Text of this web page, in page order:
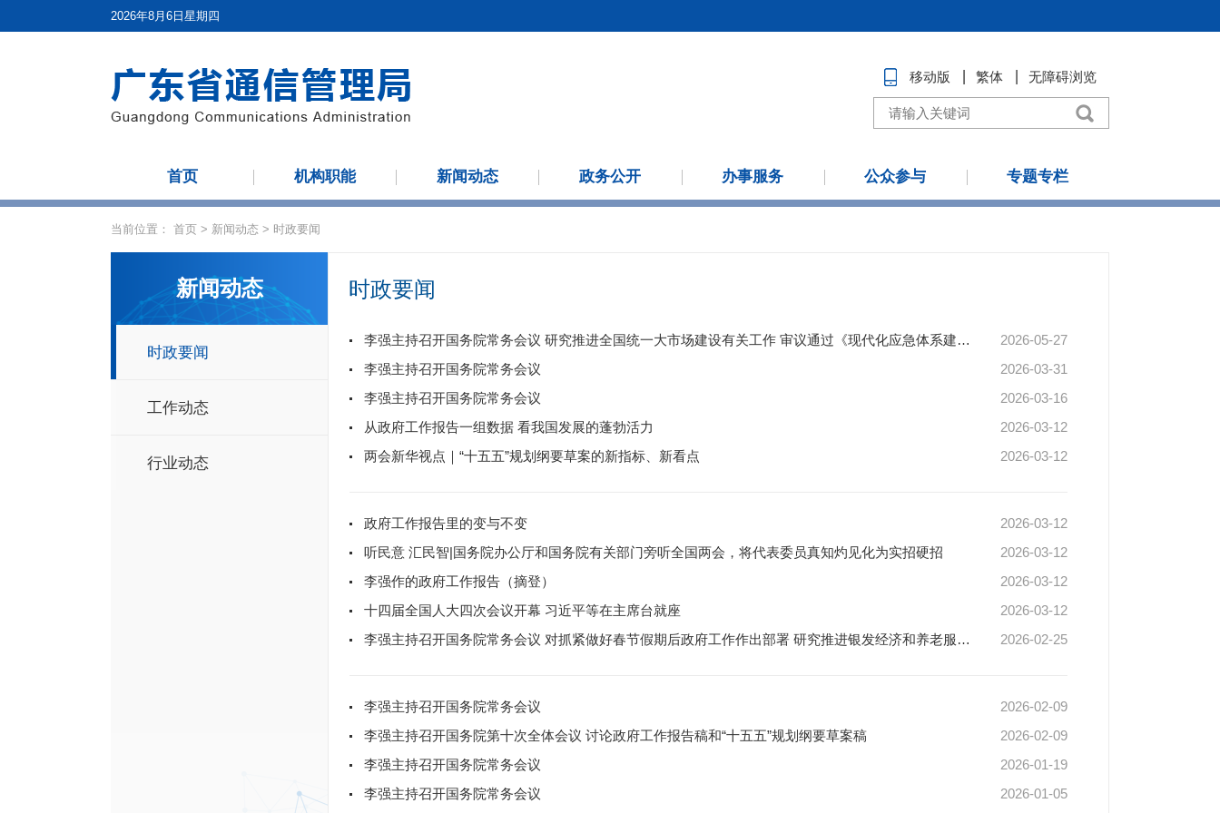
2026年8月6日星期四
移动版 繁体 无障碍浏览
首页 机构职能 新闻动态 政务公开 办事服务 公众参与 专题专栏
当前位置： 首页 > 新闻动态 > 时政要闻
新闻动态
时政要闻
工作动态
行业动态
时政要闻
李强主持召开国务院常务会议 研究推进全国统一大市场建设有关工作 审议通过《现代化应急体系建设“十五五”规划》 讨论《中华人民共和国中国人民银行法（修订草案）》
2026-05-27
李强主持召开国务院常务会议
2026-03-31
李强主持召开国务院常务会议
2026-03-16
从政府工作报告一组数据 看我国发展的蓬勃活力
2026-03-12
两会新华视点｜“十五五”规划纲要草案的新指标、新看点
2026-03-12
政府工作报告里的变与不变
2026-03-12
听民意 汇民智|国务院办公厅和国务院有关部门旁听全国两会，将代表委员真知灼见化为实招硬招
2026-03-12
李强作的政府工作报告（摘登）
2026-03-12
十四届全国人大四次会议开幕 习近平等在主席台就座
2026-03-12
李强主持召开国务院常务会议 对抓紧做好春节假期后政府工作作出部署 研究推进银发经济和养老服务发展有关工作 审议通过《关于加强基层消防工作的意见》 讨论《中华人民共和国水法（修订草案）》
2026-02-25
李强主持召开国务院常务会议
2026-02-09
李强主持召开国务院第十次全体会议 讨论政府工作报告稿和“十五五”规划纲要草案稿
2026-02-09
李强主持召开国务院常务会议
2026-01-19
李强主持召开国务院常务会议
2026-01-05